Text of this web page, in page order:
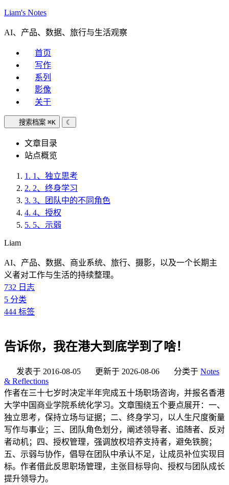
Liam's Notes
AI、产品、数据、旅行与生活观察
首页
写作
系列
影像
关于
搜索档案 ⌘K ☾
文章目录
站点概览
1. 1、独立思考
2. 2、终身学习
3. 3、团队中的不同角色
4. 4、授权
5. 5、示弱
Liam
AI、产品、数据、商业系统、旅行、摄影，以及一个长期主
义者对工作与生活的持续整理。
732 日志
5 分类
444 标签
告诉你，我在港大到底学到了啥！
发表于 2016-08-05 更新于 2026-08-06 分类于 Notes
& Reflections
作者在三十七岁时决定半年完成五十场职场咨询，并报名香港
大学中国商业学院系统化学习。文章围绕五个要点展开：一、
独立思考，保持立场与证据；二、终身学习，以人生尺度衡量
写作与事业；三、团队角色划分，阐述领导者、追随者、反对
者动机；四、授权管理，强调放权培养支持者，避免铁腕；
五、示弱与协作，倡导在团队中承认不足，让成员补位实现目
标。作者借此反思职场管理，主张目标导向、授权与团队成长
提升领导力。